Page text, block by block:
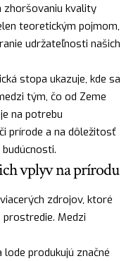
kvality
teoretickým pojmom,
udržateľnosti našich
stopa ukazuje, kde sa
tým, čo od Zeme
na potrebu
prírode a na dôležitosť
vplyv na prírodu
zdrojov, ktoré
Medzi
produkujú značné